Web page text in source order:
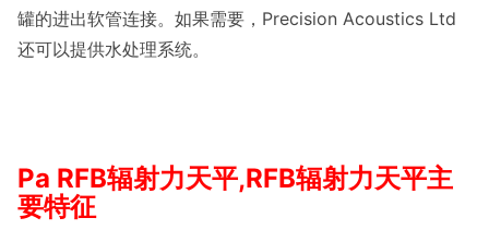
罐的进出软管连接。如果需要，Precision Acoustics Ltd
还可以提供水处理系统。
Pa RFB辐射力天平,RFB辐射力天平主
要特征